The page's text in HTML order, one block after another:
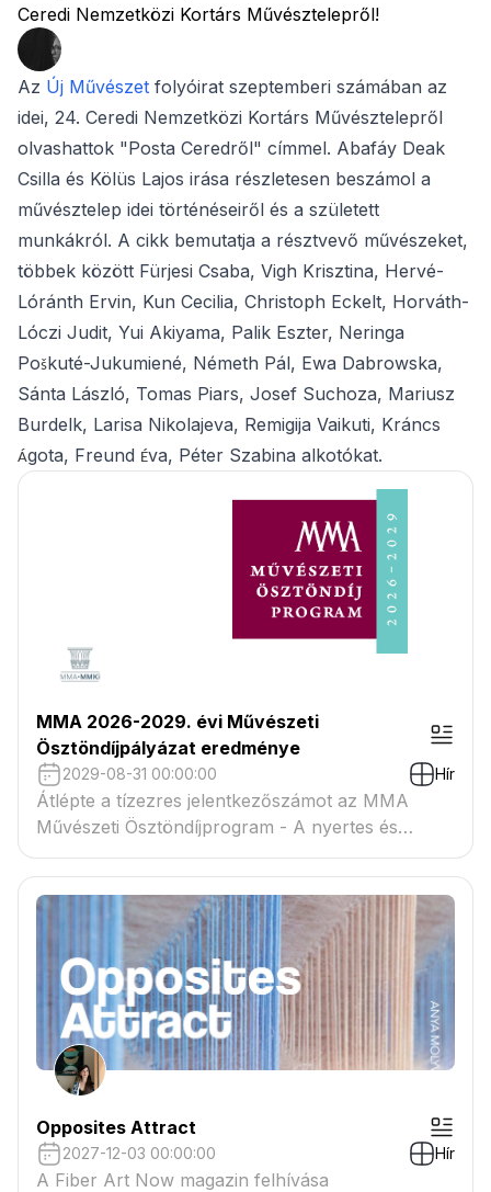
Ceredi Nemzetközi Kortárs Művésztelepről!
Az Új Művészet folyóirat szeptemberi számában az
idei, 24. Ceredi Nemzetközi Kortárs Művésztelepről
olvashattok "Posta Ceredről" címmel. Abafáy Deak
Csilla és Kölüs Lajos irása részletesen beszámol a
művésztelep idei történéseiről és a született
munkákról. A cikk bemutatja a résztvevő művészeket,
többek között Fürjesi Csaba, Vigh Krisztina, Hervé-
Lóránth Ervin, Kun Cecilia, Christoph Eckelt, Horváth-
Lóczi Judit, Yui Akiyama, Palik Eszter, Neringa
Poškuté-Jukumiené, Németh Pál, Ewa Dabrowska,
Sánta László, Tomas Piars, Josef Suchoza, Mariusz
Burdelk, Larisa Nikolajeva, Remigija Vaikuti, Kráncs
Ágota, Freund Éva, Péter Szabina alkotókat.
MMA 2026-2029. évi Művészeti
Ösztöndíjpályázat eredménye
2029-08-31 00:00:00 Hír
Átlépte a tízezres jelentkezőszámot az MMA
Művészeti Ösztöndíjprogram - A nyertes és
tartaléklistás pályázók névsora megtekinthető a
csatolmányban
Opposites Attract
2027-12-03 00:00:00 Hír
A Fiber Art Now magazin felhívása